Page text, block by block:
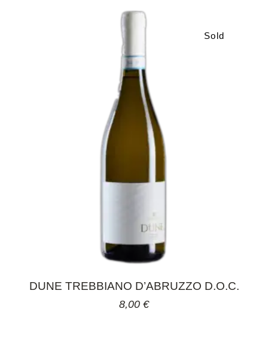
Sold
DUNE TREBBIANO D’ABRUZZO D.O.C.
8,00 €